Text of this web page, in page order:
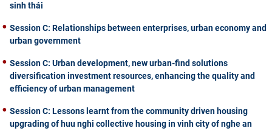
sinh thái
Session C: Relationships between enterprises, urban economy and
urban government
Session C: Urban development, new urban-find solutions
diversification investment resources, enhancing the quality and
efficiency of urban management
Session C: Lessons learnt from the community driven housing
upgrading of huu nghi collective housing in vinh city of nghe an